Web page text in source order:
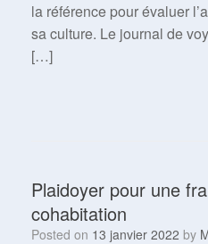
la référence pour évaluer
sa culture. Le journal de
[…]
Plaidoyer pour une
cohabitation
Posted on 13 janvier 2022 by